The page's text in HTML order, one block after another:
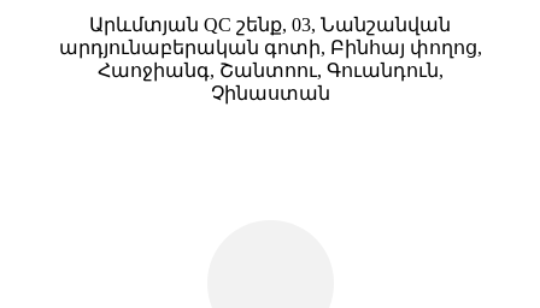
Արևմտյան QC շենք, 03, Նանշանվան
արդյունաբերական գոտի, Բինհայ փողոց,
Հաոջիանգ, Շանտոու, Գուանդուն,
Չինաստան